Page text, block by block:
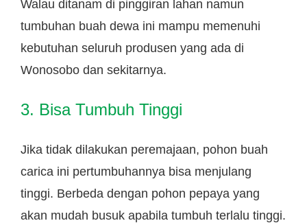
Walau ditanam di pinggiran lahan namun
tumbuhan buah dewa ini mampu memenuhi
kebutuhan seluruh produsen yang ada di
Wonosobo dan sekitarnya.
3. Bisa Tumbuh Tinggi
Jika tidak dilakukan peremajaan, pohon buah
carica ini pertumbuhannya bisa menjulang
tinggi. Berbeda dengan pohon pepaya yang
akan mudah busuk apabila tumbuh terlalu tinggi.